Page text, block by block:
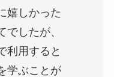
嬉しかった
でしたが、
利用すると
学ぶことが